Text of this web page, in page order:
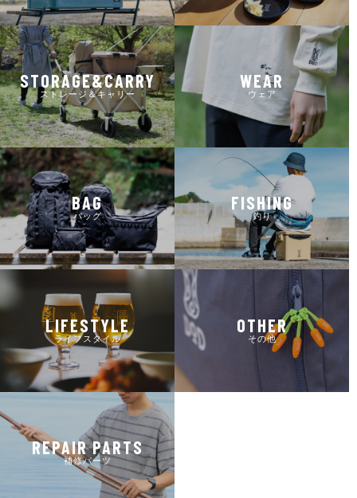
STORAGE&CARRY
ストレージ＆キャリー
WEAR
ウェア
BAG
バッグ
FISHING
釣り
LIFESTYLE
ライフスタイル
OTHER
その他
REPAIR PARTS
補修パーツ